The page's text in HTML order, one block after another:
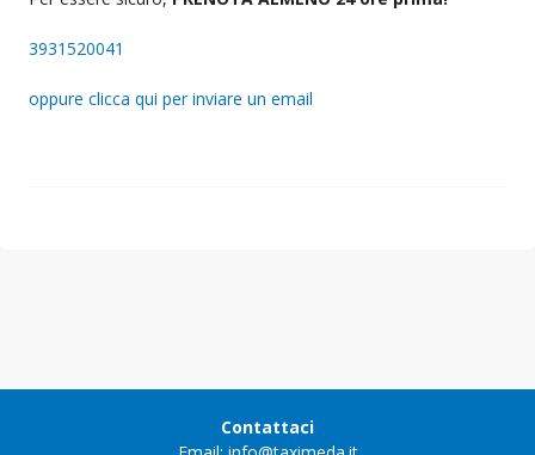
3931520041
oppure clicca qui per inviare un email
Contattaci